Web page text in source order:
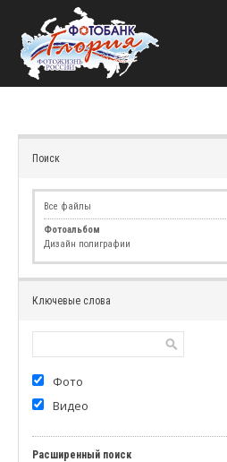
Поиск
Все файлы
Фотоальбом
Дизайн полиграфии
Ключевые слова
Фото
Видео
Расширенный поиск